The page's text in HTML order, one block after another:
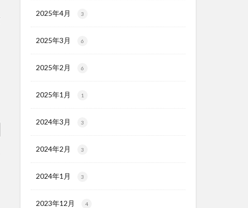
2025年4月 3
2025年3月 6
2025年2月 6
2025年1月 1
2024年3月 3
2024年2月 3
2024年1月 3
2023年12月 4